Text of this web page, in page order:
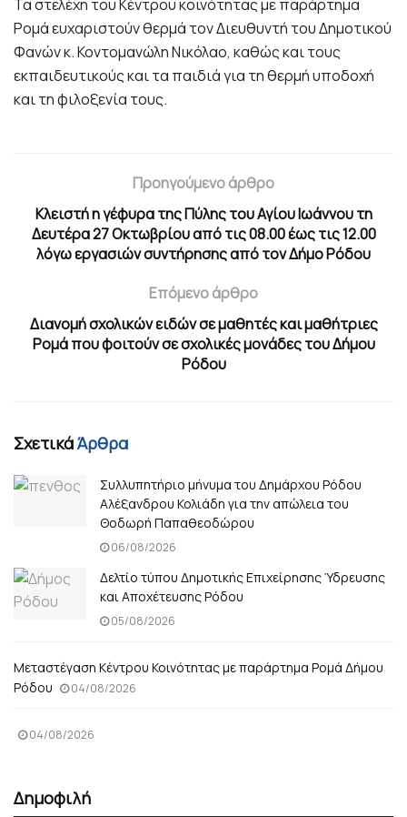
Τα στελέχη του Κέντρου κοινότητας με παράρτημα
Ρομά ευχαριστούν θερμά τον Διευθυντή του Δημοτικού
Φανών κ. Κοντομανώλη Νικόλαο, καθώς και τους
εκπαιδευτικούς και τα παιδιά για τη θερμή υποδοχή
και τη φιλοξενία τους.
Προηγούμενο άρθρο
Κλειστή η γέφυρα της Πύλης του Αγίου Ιωάννου τη
Δευτέρα 27 Οκτωβρίου από τις 08.00 έως τις 12.00
λόγω εργασιών συντήρησης από τον Δήμο Ρόδου
Επόμενο άρθρο
Διανομή σχολικών ειδών σε μαθητές και μαθήτριες
Ρομά που φοιτούν σε σχολικές μονάδες του Δήμου
Ρόδου
ΣχετικάΆρθρα
Συλλυπητήριο μήνυμα του Δημάρχου Ρόδου
Αλέξανδρου Κολιάδη για την απώλεια του
Θοδωρή Παπαθεοδώρου
06/08/2026
Δελτίο τύπου Δημοτικής Επιχείρησης Ύδρευσης
και Αποχέτευσης Ρόδου
05/08/2026
Μεταστέγαση Κέντρου Κοινότητας με παράρτημα Ρομά Δήμου
Ρόδου
04/08/2026
04/08/2026
Δημοφιλή